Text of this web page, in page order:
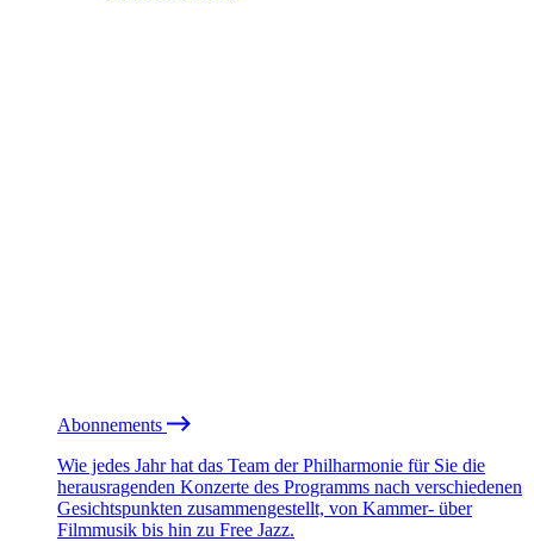
Abonnements
Wie jedes Jahr hat das Team der Philharmonie für Sie die
herausragenden Konzerte des Programms nach verschiedenen
Gesichtspunkten zusammengestellt, von Kammer- über
Filmmusik bis hin zu Free Jazz.